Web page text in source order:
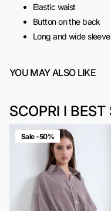
Elastic waist
Button on the back
Long and wide sleeve
YOU MAY ALSO LIKE
SCOPRI I BEST
Sale -50%